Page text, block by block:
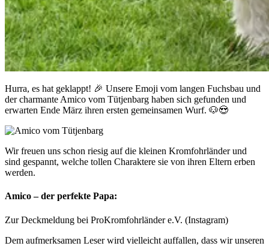
Hurra, es hat geklappt! 🎉 Unsere Emoji vom langen Fuchsbau und
der charmante Amico vom Tütjenbarg haben sich gefunden und
erwarten Ende März ihren ersten gemeinsamen Wurf. 🐶😍
Wir freuen uns schon riesig auf die kleinen Kromfohrländer und
sind gespannt, welche tollen Charaktere sie von ihren Eltern erben
werden.
Amico – der perfekte Papa:
Zur Deckmeldung bei ProKromfohrländer e.V. (Instagram)
Dem aufmerksamen Leser wird vielleicht auffallen, dass wir unseren